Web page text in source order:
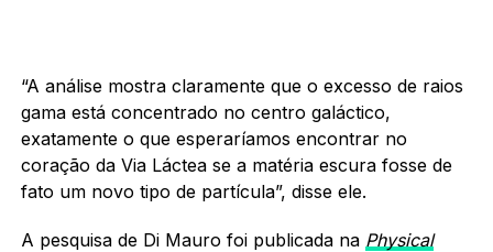
“A análise mostra claramente que o excesso de raios
gama está concentrado no centro galáctico,
exatamente o que esperaríamos encontrar no
coração da Via Láctea se a matéria escura fosse de
fato um novo tipo de partícula”, disse ele.
A pesquisa de Di Mauro foi publicada na Physical